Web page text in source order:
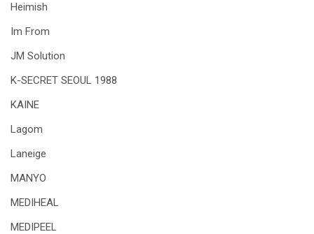
Heimish
Im From
JM Solution
K-SECRET SEOUL 1988
KAINE
Lagom
Laneige
MANYO
MEDIHEAL
MEDIPEEL